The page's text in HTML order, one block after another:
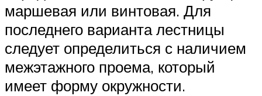
маршевая или винтовая. Для
последнего варианта лестницы
следует определиться с наличием
межэтажного проема, который
имеет форму окружности.